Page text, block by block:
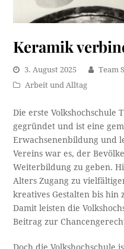
Keramik
3. August 2025
Team
Arbeit und Alltag
Die erste Volkshochschule
gegründet und ist eine
Erwachsenenbildung und
Vereins war es, der
Weiterbildung zu geben.
Alters Zugang zu
kreatives Gestalten bis
Damit leisten die
Beitrag zur